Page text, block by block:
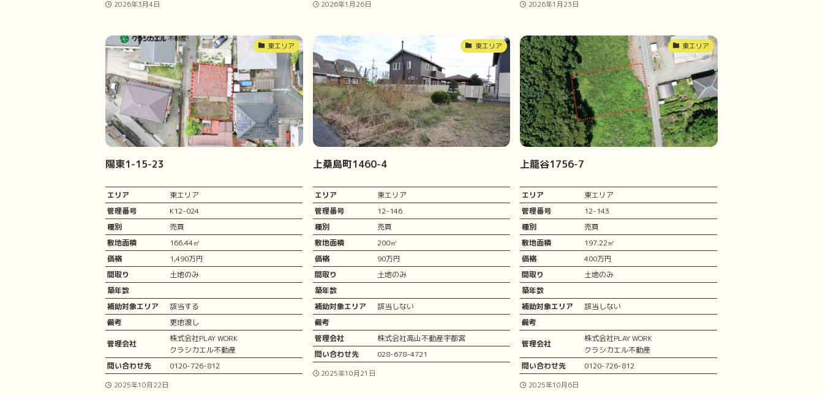
2026年3月4日 2026年1月26日 2026年1月23日
東エリア
陽東1-15-23
エリア
東エリア
管理番号
K12-024
種別
売買
敷地面積
166.44㎡
価格
1,490万円
間取り
土地のみ
築年数
補助対象エリア
該当する
備考
更地渡し
管理会社
株式会社PLAY WORK
クラシカエル不動産
問い合わせ先
0120-726-812
2025年10月22日
東エリア
上桑島町1460-4
エリア
東エリア
管理番号
12-146
種別
売買
敷地面積
200㎡
価格
90万円
間取り
土地のみ
築年数
補助対象エリア
該当しない
備考
管理会社
株式会社高山不動産宇都宮
問い合わせ先
028-678-4721
2025年10月21日
東エリア
上籠谷1756-7
エリア
東エリア
管理番号
12-143
種別
売買
敷地面積
197.22㎡
価格
400万円
間取り
土地のみ
築年数
補助対象エリア
該当しない
備考
管理会社
株式会社PLAY WORK
クラシカエル不動産
問い合わせ先
0120-726-812
2025年10月6日